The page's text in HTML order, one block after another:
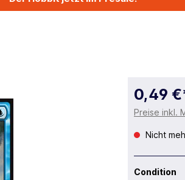
0,49
Preise inkl.
Nicht
Condition